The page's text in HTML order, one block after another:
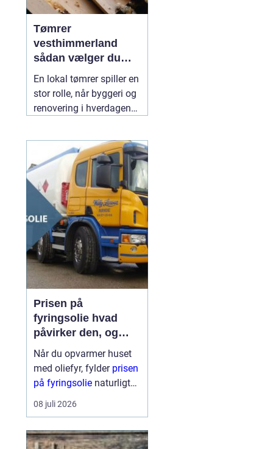
Tømrer
vesthimmerland
sådan vælger du
den rette til dit
byggeri
En lokal tømrer spiller en
stor rolle, når byggeri og
renovering i hverdagen
område som
Vesthimmerland, hvor
både klima, landbrug og
ældre bygninger stiller
særlige krav til
materialer og håndværk.
En30 juli 2026
Prisen på
fyringsolie hvad
påvirker den, og
hvordan får du mest
for pengene?
Når du opvarmer huset
med oliefyr, fylder prisen
på fyringsolie naturligt
meget i budgettet.
Mange oplever, at
år til år og nogle gange
08 juli 2026